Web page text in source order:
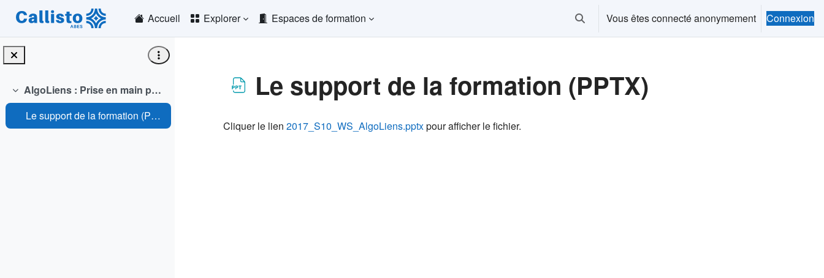
Passer au contenu principal
Accueil
Explorer Espaces de formation Activer/désactiver la saisie de recherche
Vous êtes connecté anonymement Connexion
Replier
AlgoLiens : Prise en main personnalisée
Le support de la formation (PPTX)
Le support de la formation (PPTX)
Cliquer le lien 2017_S10_WS_AlgoLiens.pptxpour afficher le fichier.